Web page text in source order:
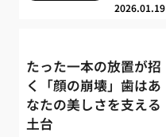
2026.01.19
たった一本の放置が招
く「顔の崩壊」歯はあ
なたの美しさを支える
土台